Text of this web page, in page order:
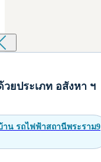
ยประเภท อสังหา ฯ
าน รถไฟฟ้าสถานีพระราม9